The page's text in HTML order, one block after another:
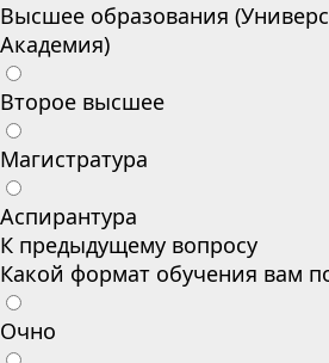
Высшее образования
Академия)
Второе высшее
Магистратура
Аспирантура
К предыдущему вопросу
Какой формат обучения вам
Очно